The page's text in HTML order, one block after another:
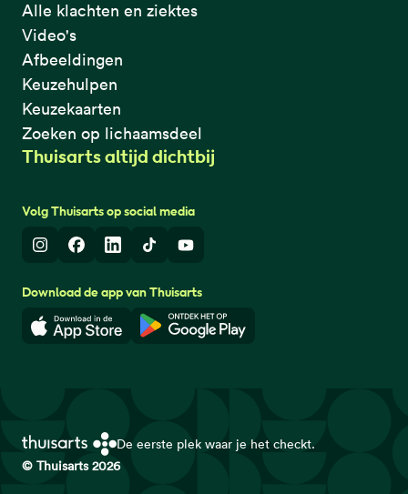
Alle klachten en ziektes
Video's
Afbeeldingen
Keuzehulpen
Keuzekaarten
Zoeken op lichaamsdeel
Thuisarts altijd dichtbij
Volg Thuisarts op social media
InstagramFacebook
LinkedInTikTokYoutube
Download de app van Thuisarts
Download in de App StoreDownload in de Google Play
De eerste plek waar je het checkt.
© Thuisarts 2026